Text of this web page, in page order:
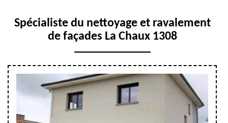
Spécialiste du nettoyage et ravalement
de façades La Chaux 1308